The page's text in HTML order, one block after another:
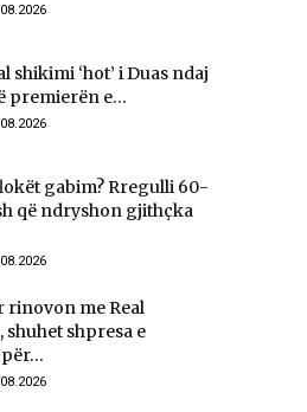
shikimi ‘hot’ i Duas ndaj
premierën e...
gabim? Rregulli 60-
që ndryshon gjithçka
rinovon me Real
shpresa e